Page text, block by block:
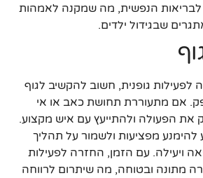
לבריאות הנפשית, מה שמקנה לאמהות
שבגידול ילדים.
גופנית, חשוב להקשיב לגוף
אם מתעוררת תחושת כאב או אי
את הפעולה ולהתייעץ עם איש מקצוע.
מפציעות ולשמור על תהליך
ויעילה. עם הזמן, החזרה לפעילות
מתונה ובטוחה, מה שיתרום לרווחה